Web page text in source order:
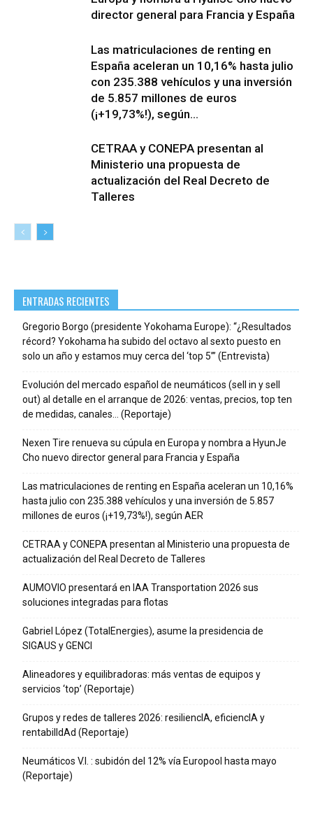
director general para Francia y España
Las matriculaciones de renting en
España aceleran un 10,16% hasta julio
con 235.388 vehículos y una inversión
de 5.857 millones de euros
(¡+19,73%!), según...
CETRAA y CONEPA presentan al
Ministerio una propuesta de
actualización del Real Decreto de
Talleres
ENTRADAS RECIENTES
Gregorio Borgo (presidente Yokohama Europe): “¿Resultados
récord? Yokohama ha subido del octavo al sexto puesto en
solo un año y estamos muy cerca del ‘top 5’” (Entrevista)
Evolución del mercado español de neumáticos (sell in y sell
out) al detalle en el arranque de 2026: ventas, precios, top ten
de medidas, canales… (Reportaje)
Nexen Tire renueva su cúpula en Europa y nombra a HyunJe
Cho nuevo director general para Francia y España
Las matriculaciones de renting en España aceleran un 10,16%
hasta julio con 235.388 vehículos y una inversión de 5.857
millones de euros (¡+19,73%!), según AER
CETRAA y CONEPA presentan al Ministerio una propuesta de
actualización del Real Decreto de Talleres
AUMOVIO presentará en IAA Transportation 2026 sus
soluciones integradas para flotas
Gabriel López (TotalEnergies), asume la presidencia de
SIGAUS y GENCI
Alineadores y equilibradoras: más ventas de equipos y
servicios ‘top’ (Reportaje)
Grupos y redes de talleres 2026: resiliencIA, eficiencIA y
rentabilIdAd (Reportaje)
Neumáticos V.I. : subidón del 12% vía Europool hasta mayo
(Reportaje)